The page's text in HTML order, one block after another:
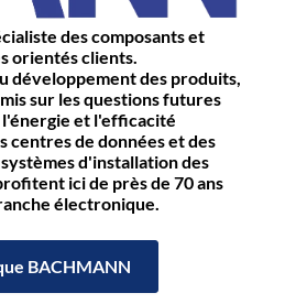
des composants et
orientés clients.
développement des produits,
sur les questions futures
l'énergie et l'efficacité
centres de données et des
d'installation des
ici de près de 70 ans
électronique.
BACHMANN